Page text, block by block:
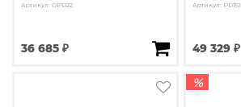
Артикул: OPD22
36 685 ₽
Артикул: PD151
49 329 ₽
%